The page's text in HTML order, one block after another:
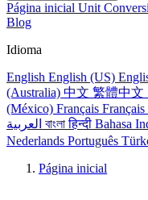
Página inicial Unit
Blog
Idioma
English English (US)
(Australia) 中文 繁體中文
(México) Français Français
বাংলাहिन्दी Bahasa
Nederlands Português
Página inicial